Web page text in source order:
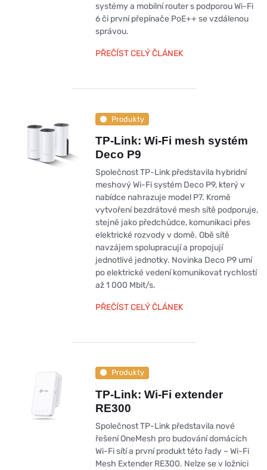
systémy a mobilní router s podporou Wi-Fi
6 či první přepínače PoE++ se vzdálenou
správou.
PŘEČÍST CELÝ ČLÁNEK
Produkty
TP-Link: Wi-Fi mesh systém
Deco P9
Společnost TP-Link představila hybridní
meshový Wi-Fi systém Deco P9, který v
nabídce nahrazuje model P7. Kromě
vytvoření bezdrátové mesh sítě podporuje,
stejně jako předchůdce, komunikaci přes
elektrické rozvody v domě. Obě sítě
navzájem spolupracují a propojují
jednotlivé jednotky. Novinka Deco P9 umí
po elektrické vedení komunikovat rychlostí
až 1 000 Mbit/s.
PŘEČÍST CELÝ ČLÁNEK
Produkty
TP-Link: Wi-Fi extender
RE300
Společnost TP-Link představila nové
řešení OneMesh pro budování domácích
Wi-Fi sítí a první produkt této řady – Wi-Fi
Mesh Extender RE300. Nelze se v ložnici